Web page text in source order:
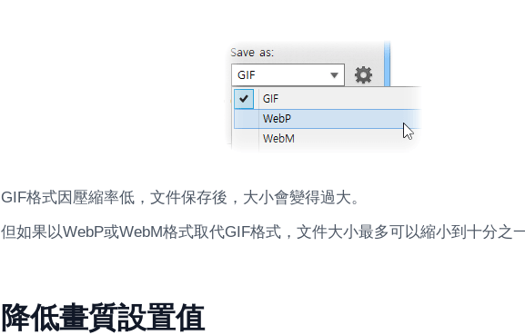
GIF格式因壓縮率低，文件保存後，大小會變得過大。
但如果以WebP或WebM格式取代GIF格式，文件大小最多可以縮小到十分之一
降低畫質設置值